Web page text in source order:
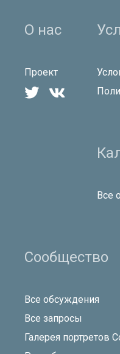
О нас
Проект
 
Все
Сообщество
Все обсуждения
Все запросы
Галерея портретов